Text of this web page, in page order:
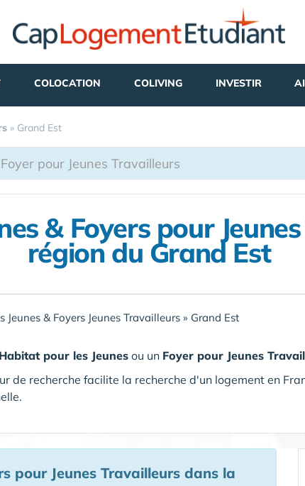
COLOCATION COLIVING INVESTIR
» Grand Est
& Foyers pour
région du Grand Est
Jeunes & Foyers Jeunes Travailleurs » Grand Est
Habitat pour les Jeunes ou un Foyer pour Jeunes
de recherche facilite la recherche d'un logement en
pour Jeunes Travailleurs dans la